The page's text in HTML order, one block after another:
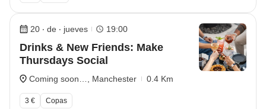
20 ‧ de ‧ jueves 19:00
Drinks & New Friends: Make
Thursdays Social
Coming soon…, Manchester 0.4 Km
3 € Copas